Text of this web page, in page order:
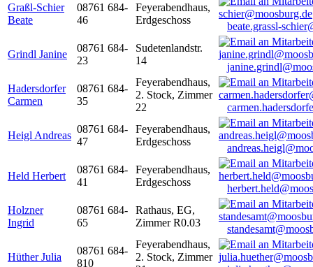
Graßl-Schier
Beate
08761 684-
46
Feyerabendhaus,
Erdgeschoss
beate.grassl-
Grindl Janine
08761 684-
23
Sudetenlandstr.
14
Hadersdorfer
Carmen
08761 684-
35
Feyerabendhaus,
2. Stock, Zimmer
22
Heigl Andreas
08761 684-
47
Feyerabendhaus,
Erdgeschoss
Held Herbert
08761 684-
41
Feyerabendhaus,
Erdgeschoss
Holzner
Ingrid
08761 684-
65
Rathaus, EG,
Zimmer R0.03
Hüther Julia
08761 684-
810
Feyerabendhaus,
2. Stock, Zimmer